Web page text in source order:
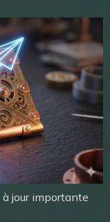
jour importante